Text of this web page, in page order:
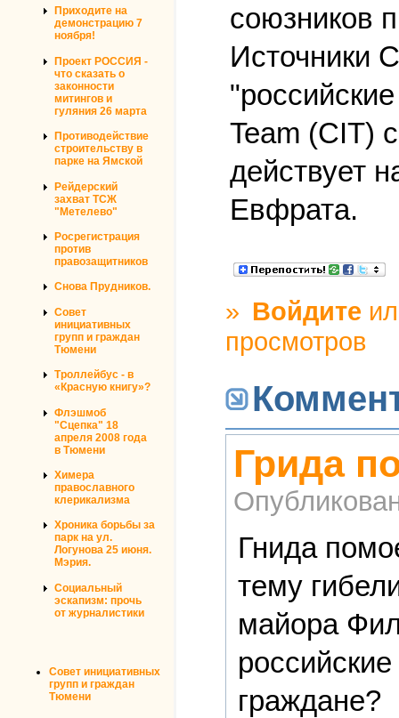
Приходите на
демонстрацию 7
ноября!
Проект РОССИЯ -
что сказать о
законности
митингов и
гуляния 26 марта
Противодействие
строительству в
парке на Ямской
Рейдерский
захват ТСЖ
"Метелево"
Росрегистрация
против
правозащитников
Снова Прудников.
Совет
инициативных
групп и граждан
Тюмени
Троллейбус - в
«Красную книгу»?
Флэшмоб
"Сцепка" 18
апреля 2008 года
в Тюмени
Химера
православного
клерикализма
Хроника борьбы за
парк на ул.
Логунова 25 июня.
Мэрия.
Социальный
эскапизм: прочь
от журналистики
Совет инициативных
групп и граждан
Тюмени
союзников
Источники
Team (CIT)
действует
Евфрата.
» Войдите
просмотров
Грида
Гнида
тему
майора
российские
граждане?